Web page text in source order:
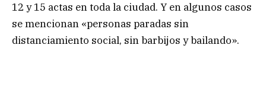
12 y 15 actas en toda la ciudad. Y en algunos casos
se mencionan «personas paradas sin
distanciamiento social, sin barbijos y bailando».